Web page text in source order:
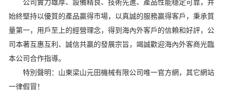
公司實力雄厚、設備精良、技術先進、產品性能穩定可靠，并
始終堅持以優質的產品贏得市場，以真誠的服務贏得客戶，秉承質
量第一，用戶至上的經營理念，得到海內外客戶的信賴和好評，公
司本著互惠互利、誠信共贏的發展宗旨，竭誠歡迎海內外客商光臨
本公司合作指導。
特別聲明：山東梁山元田機械有限公司唯一官方網，其它網站
一律假冒！